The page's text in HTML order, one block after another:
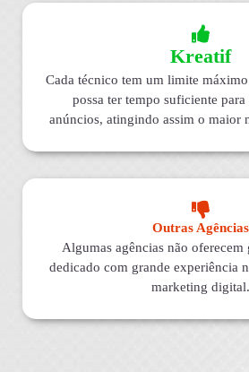
Kreatif
Cada técnico tem um limite
possa ter tempo suficiente para
anúncios, atingindo assim o maior
Outras Agências
Algumas agências não oferecem
dedicado com grande experiência
marketing digital.